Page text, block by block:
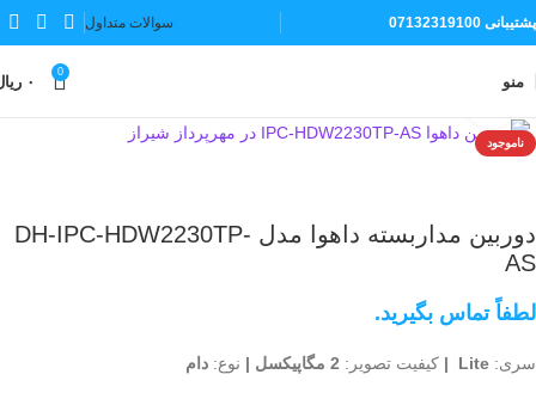
پشتیبانی 07132319100 سوالات متداول
منو
0
۰
ناموجود
دوربین مداربسته داهوا مدل DH-IPC-HDW2230TP-
AS
لطفاً تماس بگیرید.
سری: Lite | کیفیت تصویر: نوع: دام